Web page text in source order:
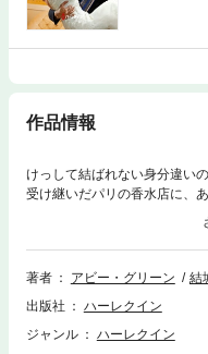
作品情報
けっして結ばれない身分違い
受け継いだパリの香水店に、
訪れた。金融界の大物にして
なアリックスだ。獲物を狙う
母を捨てた父と同じ裕福な美
日から始まったアリックスの
ラはついに彼に身を委ねた。
人をとっかえひっかえする愛
著者 アビー・グリーン
結
出版社
ハーレクイン
ジャンル
ハーレクイン